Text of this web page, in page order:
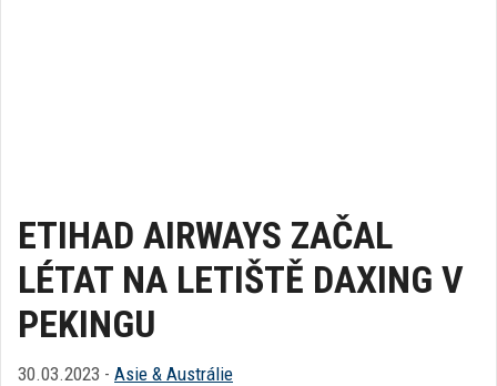
ETIHAD AIRWAYS ZAČAL
LÉTAT NA LETIŠTĚ DAXING V
PEKINGU
30.03.2023 - Asie & Austrálie